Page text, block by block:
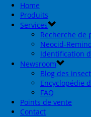
Home
Produits
Services
Recherche de
Neocid-
Identification
Newsroom
Blog des
Encyclopédie
FAQ
Points de vente
Contact